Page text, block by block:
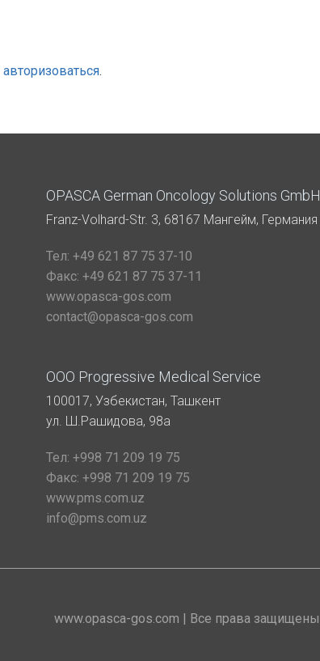
авторизоваться.
OPASCA German Oncology Solutions GmbH
Franz-Volhard-Str. 3, 68167 Мангейм, Германия
Тел: +49 621 87 75 37-10
Факс: +49 621 87 75 37-11
www.opasca-gos.com
contact@opasca-gos.com
ООО Progressive Medical Service
100017, Узбекистан, Ташкент
ул. Ш.Рашидова, 98а
Тел: +998 71 209 19 75
Факс: +998 71 209 19 75
www.pms.com.uz
info@pms.com.uz
www.opasca-gos.com | Все права защищены